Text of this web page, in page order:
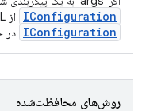
IConfiguration از XML ایجاد می‌شود و راهنمای آن
IConfiguration در
روش‌های محافظت‌شده